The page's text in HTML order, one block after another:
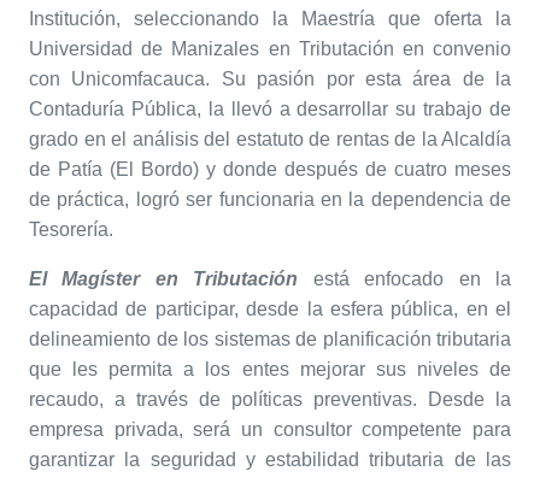
Institución, seleccionando la Maestría que oferta la
Universidad de Manizales en Tributación en convenio
con Unicomfacauca. Su pasión por esta área de la
Contaduría Pública, la llevó a desarrollar su trabajo de
grado en el análisis del estatuto de rentas de la Alcaldía
de Patía (El Bordo) y donde después de cuatro meses
de práctica, logró ser funcionaria en la dependencia de
Tesorería.
El Magíster en Tributación está enfocado en la
capacidad de participar, desde la esfera pública, en el
delineamiento de los sistemas de planificación tributaria
que les permita a los entes mejorar sus niveles de
recaudo, a través de políticas preventivas. Desde la
empresa privada, será un consultor competente para
garantizar la seguridad y estabilidad tributaria de las